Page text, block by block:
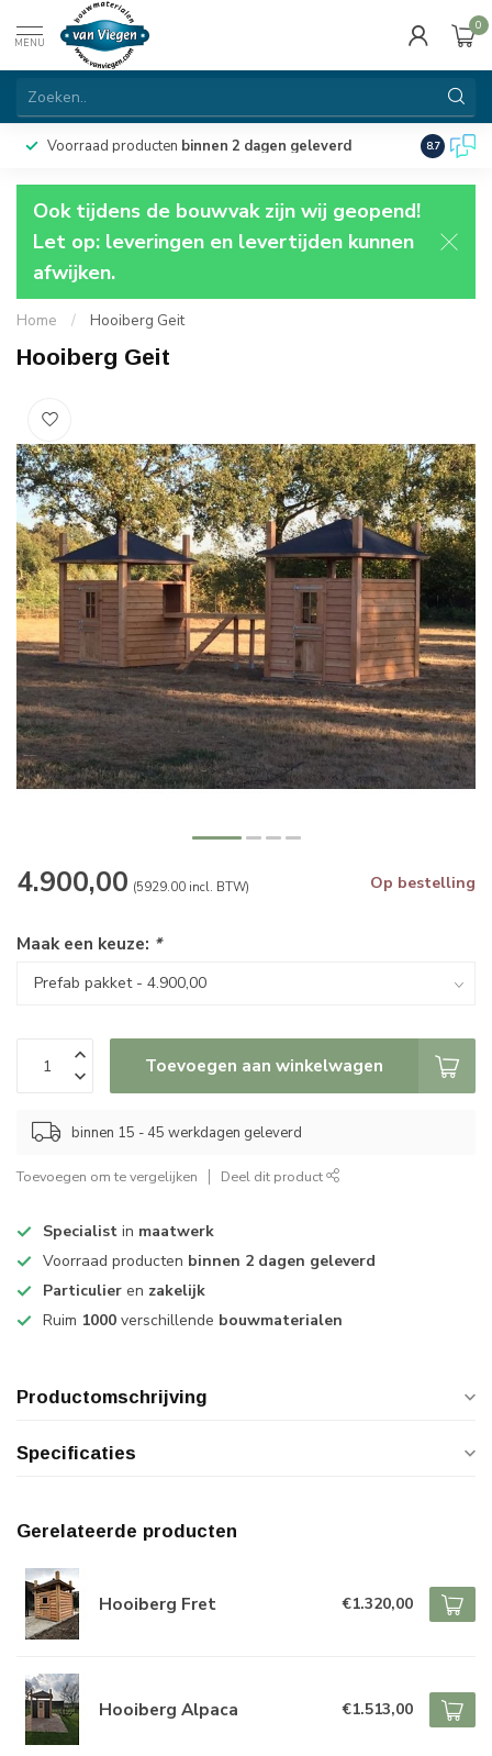
MENU
0
Voorraad producten binnen 2 dagen geleverd 8.7
Ook tijdens de bouwvak zijn wij geopend!
Let op: leveringen en levertijden kunnen
afwijken.
Home / Hooiberg Geit
Hooiberg Geit
4.900,00 (5929.00 incl. BTW) Op bestelling
Maak een keuze: *
Toevoegen aan winkelwagen
binnen 15 - 45 werkdagen geleverd
Toevoegen om te vergelijken Deel dit product
Specialist in maatwerk
Voorraad producten binnen 2 dagen geleverd
Particulier en zakelijk
Ruim 1000 verschillende bouwmaterialen
Productomschrijving
Specificaties
Gerelateerde producten
Hooiberg Fret €1.320,00
Hooiberg Alpaca €1.513,00